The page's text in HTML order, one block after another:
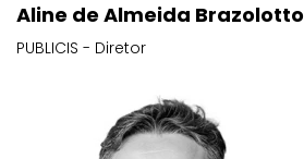
Aline de Almeida Brazolotto
PUBLICIS - Diretor